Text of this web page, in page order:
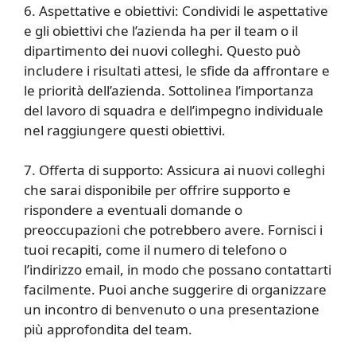
6. Aspettative e obiettivi: Condividi le aspettative
e gli obiettivi che l’azienda ha per il team o il
dipartimento dei nuovi colleghi. Questo può
includere i risultati attesi, le sfide da affrontare e
le priorità dell’azienda. Sottolinea l’importanza
del lavoro di squadra e dell’impegno individuale
nel raggiungere questi obiettivi.
7. Offerta di supporto: Assicura ai nuovi colleghi
che sarai disponibile per offrire supporto e
rispondere a eventuali domande o
preoccupazioni che potrebbero avere. Fornisci i
tuoi recapiti, come il numero di telefono o
l’indirizzo email, in modo che possano contattarti
facilmente. Puoi anche suggerire di organizzare
un incontro di benvenuto o una presentazione
più approfondita del team.